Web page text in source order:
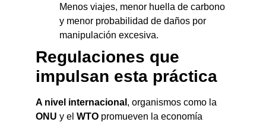
Menos viajes, menor huella de carbono
y menor probabilidad de daños por
manipulación excesiva.
Regulaciones que
impulsan esta práctica
A nivel internacional , organismos como la
ONU y el WTO promueven la economía